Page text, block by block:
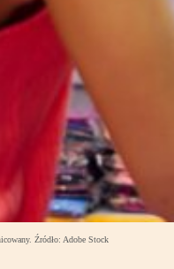
Źródło: Adobe Stock